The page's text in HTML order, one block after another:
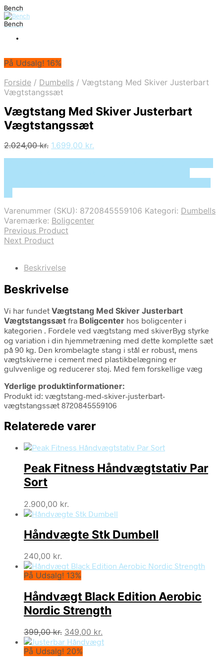
Bench
Bench
På Udsalg! 16%
Forside / Dumbells / Vægtstang Med Skiver Justerbart
Vægtstangssæt
Vægtstang Med Skiver Justerbart
Vægtstangssæt
2.024,00kr. Den
1.699,00 kr.
Varenummer (SKU): 8720845559106 Kategori: Dumbells
Varemærke: Boligcenter
Previous Product
Next Product
Beskrivelse
Beskrivelse
Vi har fundet Vægtstang Med Skiver Justerbart
Vægtstangssæt fra Boligcenter hos boligcenter i
kategorien . Fordele ved vægtstang med skiverByg styrke
og variation i din hjemmetræning med dette komplette sæt
på 90 kg. Den krombelagte stang i stål er robust, mens
vægtskiverne i cement med plastikbelægning er
gulvvenlige og reducerer støj. Med fem forskellige væg
Yderlige produktinformationer:
Produkt id: vægtstang-med-skiver-justerbart-
vægtstangssæt 8720845559106
Relaterede varer
Peak Fitness Håndvægtstativ Par
Sort
2.900,00 kr.
Håndvægte Stk Dumbell
240,00 kr.
På Udsalg! 13%
Håndvægt Black Edition Aerobic
Nordic Strength
399,00kr. Den
oprindelige
pris
349,00 kr.
aktuelle
På Udsalg! 20%